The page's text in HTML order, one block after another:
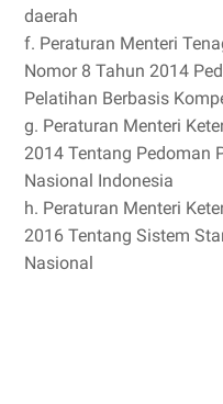
daerah
f. Peraturan Menteri
Nomor 8 Tahun 2014
Pelatihan Berbasis
g. Peraturan Menteri
2014 Tentang Pedoman
Nasional Indonesia
h. Peraturan Menteri
2016 Tentang Sistem
Nasional